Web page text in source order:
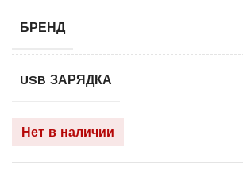
БРЕНД
USB ЗАРЯДКА
Нет в наличии